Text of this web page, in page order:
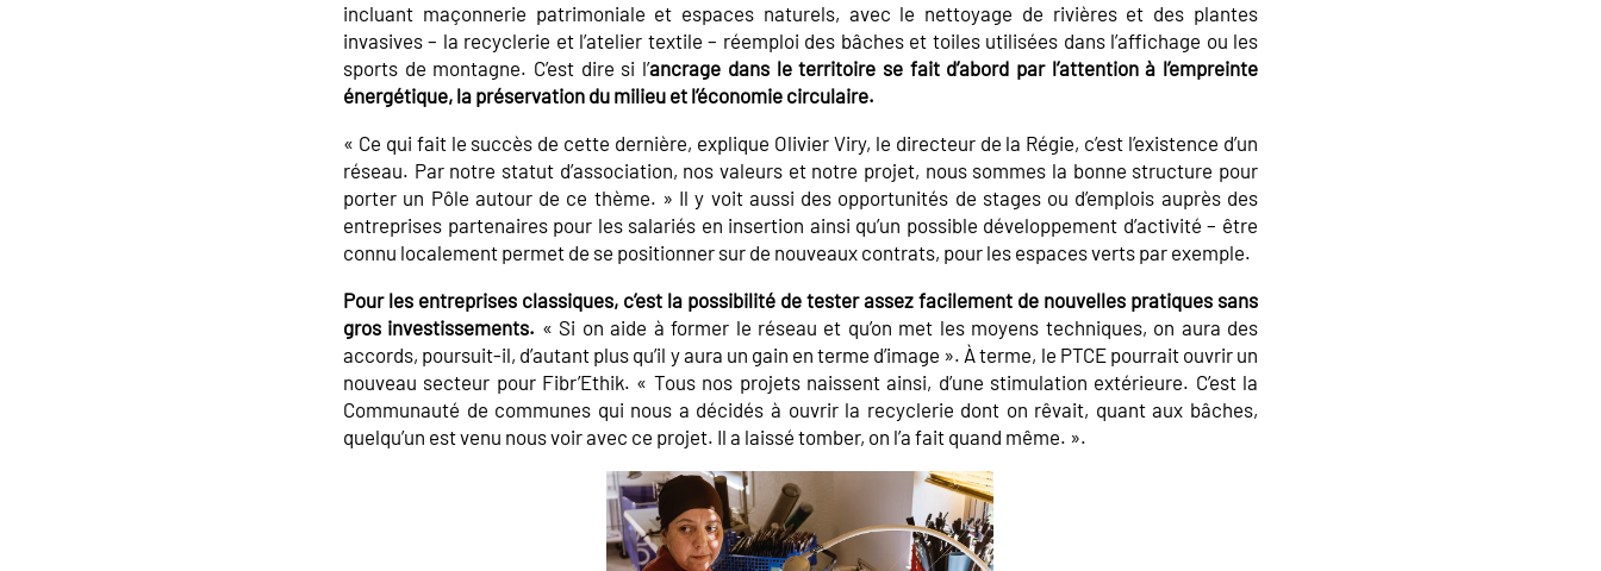
incluant maçonnerie patrimoniale et espaces naturels, avec le nettoyage de rivières et des plantes
invasives – la recyclerie et l’atelier textile – réemploi des bâches et toiles utilisées dans l’affichage ou les
sports de montagne. C’est dire si l’ancrage dans le territoire se fait d’abord par l’attention à l’empreinte
énergétique, la préservation du milieu et l’économie circulaire.
« Ce qui fait le succès de cette dernière, explique Olivier Viry, le directeur de la Régie, c’est l’existence d’un
réseau. Par notre statut d’association, nos valeurs et notre projet, nous sommes la bonne structure pour
porter un Pôle autour de ce thème. » Il y voit aussi des opportunités de stages ou d’emplois auprès des
entreprises partenaires pour les salariés en insertion ainsi qu’un possible développement d’activité – être
connu localement permet de se positionner sur de nouveaux contrats, pour les espaces verts par exemple.
Pour les entreprises classiques, c’est la possibilité de tester assez facilement de nouvelles pratiques sans
gros investissements. « Si on aide à former le réseau et qu’on met les moyens techniques, on aura des
accords, poursuit-il, d’autant plus qu’il y aura un gain en terme d’image ». À terme, le PTCE pourrait ouvrir un
nouveau secteur pour Fibr’Ethik. « Tous nos projets naissent ainsi, d’une stimulation extérieure. C’est la
Communauté de communes qui nous a décidés à ouvrir la recyclerie dont on rêvait, quant aux bâches,
quelqu’un est venu nous voir avec ce projet. Il a laissé tomber, on l’a fait quand même. ».